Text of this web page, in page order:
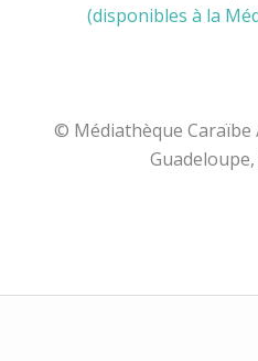
(disponibles à la
© Médiathèque Caraïbe